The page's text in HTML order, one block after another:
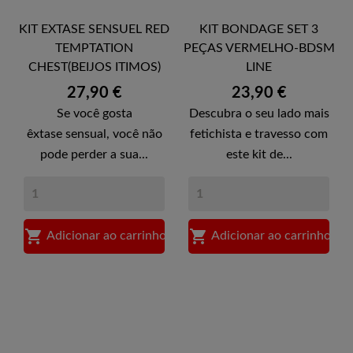
KIT EXTASE SENSUEL RED
TEMPTATION
CHEST(BEIJOS ITIMOS)
Preço
27,90 €
Se você gosta
êxtase sensual, você não
pode perder a sua...
 Adicionar ao carrinho
KIT BONDAGE SET 3
PEÇAS VERMELHO-BDSM
LINE
Preço
23,90 €
Descubra o seu lado mais
fetichista e travesso com
este kit de...
 Adicionar ao carrinho